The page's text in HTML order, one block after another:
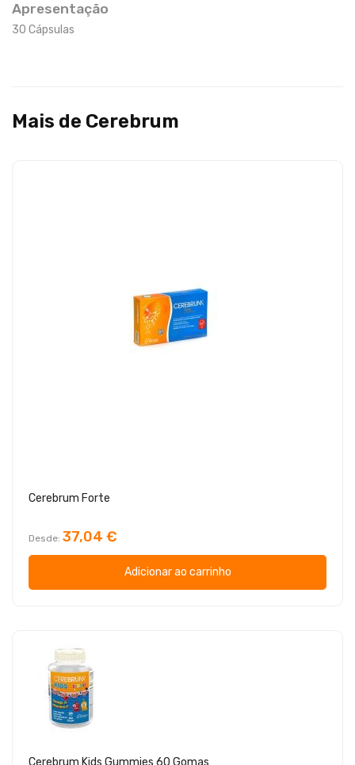
Apresentação
30 Cápsulas
Mais de Cerebrum
Cerebrum Forte
Desde 37,04 €
Adicionar ao carrinho
Cerebrum Kids Gummies 60 Gomas